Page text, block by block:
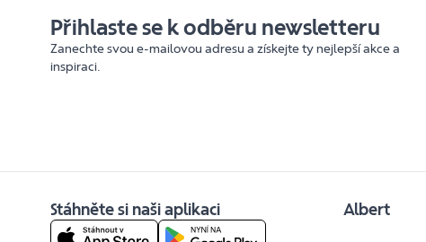
Přihlaste se k odběru newsletteru
Zanechte svou e-mailovou adresu a získejte ty nejlepší akce a
inspiraci.
Stáhněte si naši aplikaci Albert